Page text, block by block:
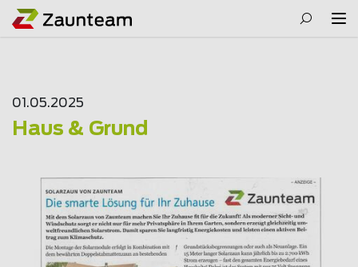
01.05.2025
Haus & Grund